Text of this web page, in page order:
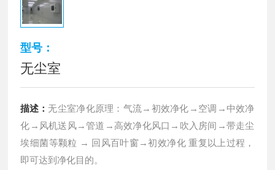
型号：
无尘室
描述： 无尘室净化原理：气流→初效净化→空调→中效净
化→风机送风→管道→高效净化风口→吹入房间→带走尘
埃细菌等颗粒 → 回风百叶窗→初效净化 重复以上过程，
即可达到净化目的。